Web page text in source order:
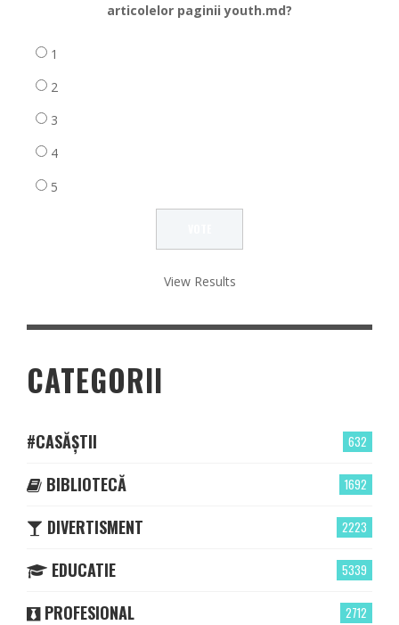
articolelor paginii youth.md?
1
2
3
4
5
View Results
CATEGORII
632
#CASĂȘTII
1692
BIBLIOTECĂ
2223
DIVERTISMENT
5339
EDUCATIE
2712
PROFESIONAL